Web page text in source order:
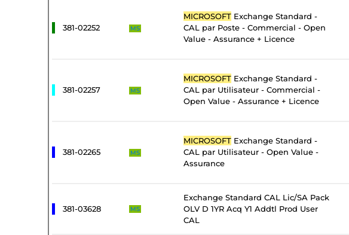
381-02252 MS
MICROSOFT Exchange Standard -
CAL par Poste - Commercial - Open
Value - Assurance + Licence
381-02257 MS
MICROSOFT Exchange Standard -
CAL par Utilisateur - Commercial -
Open Value - Assurance + Licence
381-02265 MS
MICROSOFT Exchange Standard -
CAL par Utilisateur - Open Value -
Assurance
381-03628 MS
Exchange Standard CAL Lic/SA Pack
OLV D 1YR Acq Y1 Addtl Prod User
CAL